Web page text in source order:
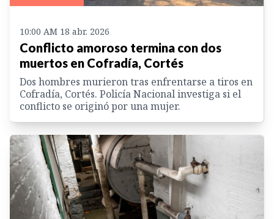
10:00 AM 18 abr. 2026
Conflicto amoroso termina con dos
muertos en Cofradía, Cortés
Dos hombres murieron tras enfrentarse a tiros en
Cofradía, Cortés. Policía Nacional investiga si el
conflicto se originó por una mujer.